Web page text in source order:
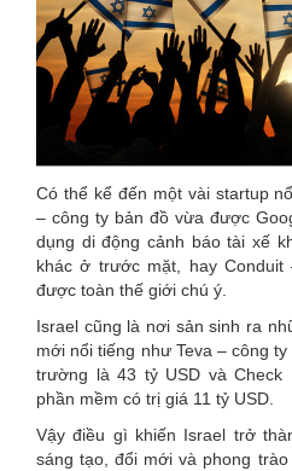
Có thể kể đến một vài startup
– công ty bản đồ vừa được
dụng di động cảnh báo tài xế
khác ở trước mặt, hay Conduit
được toàn thế giới chú ý.
Israel cũng là nơi sản sinh ra
mới nổi tiếng như Teva – công
trường là 43 tỷ USD và Check
phần mềm có trị giá 11 tỷ USD.
Vậy điều gì khiến Israel trở
sáng tạo, đổi mới và phong